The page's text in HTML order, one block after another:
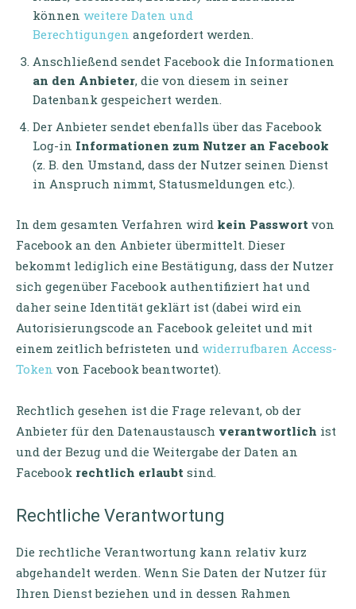
können weitere Daten und
Berechtigungen angefordert werden.
Anschließend sendet Facebook die Informationen
an den Anbieter, die von diesem in seiner
Datenbank gespeichert werden.
Der Anbieter sendet ebenfalls über das Facebook
Log-in Informationen zum Nutzer an Facebook
(z. B. den Umstand, dass der Nutzer seinen Dienst
in Anspruch nimmt, Statusmeldungen etc.).
In dem gesamten Verfahren wird kein Passwort von
Facebook an den Anbieter übermittelt. Dieser
bekommt lediglich eine Bestätigung, dass der Nutzer
sich gegenüber Facebook authentifiziert hat und
daher seine Identität geklärt ist (dabei wird ein
Autorisierungscode an Facebook geleitet und mit
einem zeitlich befristeten und widerrufbaren Access-
Token von Facebook beantwortet).
Rechtlich gesehen ist die Frage relevant, ob der
Anbieter für den Datenaustausch verantwortlich ist
und der Bezug und die Weitergabe der Daten an
Facebook rechtlich erlaubt sind.
Rechtliche Verantwortung
Die rechtliche Verantwortung kann relativ kurz
abgehandelt werden. Wenn Sie Daten der Nutzer für
Ihren Dienst beziehen und in dessen Rahmen